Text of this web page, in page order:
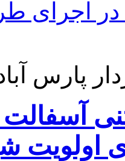
اجرای
پارس
۴۰ هزار تنی
اولویت